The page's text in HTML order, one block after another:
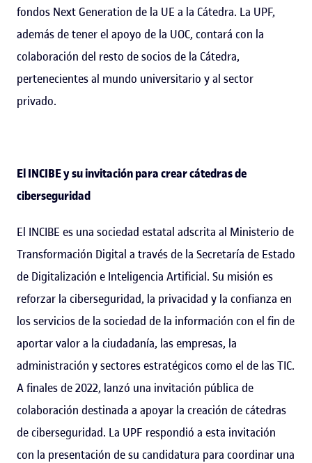
fondos Next Generation de la UE a la Cátedra. La UPF,
además de tener el apoyo de la UOC, contará con la
colaboración del resto de socios de la Cátedra,
pertenecientes al mundo universitario y al sector
privado.
El INCIBE y su invitación para crear cátedras de
ciberseguridad
El INCIBE es una sociedad estatal adscrita al Ministerio de
Transformación Digital a través de la Secretaría de Estado
de Digitalización e Inteligencia Artificial. Su misión es
reforzar la ciberseguridad, la privacidad y la confianza en
los servicios de la sociedad de la información con el fin de
aportar valor a la ciudadanía, las empresas, la
administración y sectores estratégicos como el de las TIC.
A finales de 2022, lanzó una invitación pública de
colaboración destinada a apoyar la creación de cátedras
de ciberseguridad. La UPF respondió a esta invitación
con la presentación de su candidatura para coordinar una